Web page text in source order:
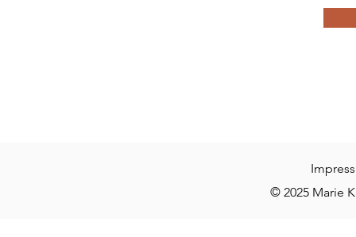
© 2025 Marie